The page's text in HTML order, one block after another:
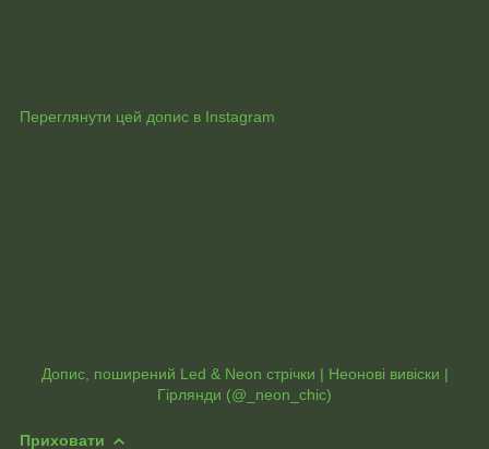
Переглянути цей допис в Instagram
Допис, поширений Led & Neon стрічки | Неонові вивіски |
Гірлянди (@_neon_chic)
Приховати